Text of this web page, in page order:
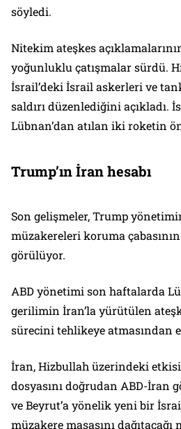
söyledi.
Nitekim ateşkes
yoğunluklu çatışmalar sürdü.
İsrail’deki İsrail askerleri ve
saldırı düzenlediğini açıkladı.
Lübnan’dan atılan iki roketin
Trump’ın İran hesabı
Son gelişmeler, Trump
müzakereleri koruma
görülüyor.
ABD yönetimi son haftalarda
gerilimin İran’la yürütülen
sürecini tehlikeye atmasından
İran, Hizbullah üzerindeki
dosyasını doğrudan ABD-İran
ve Beyrut’a yönelik yeni bir İsrail
müzakere masasını dağıtacağı